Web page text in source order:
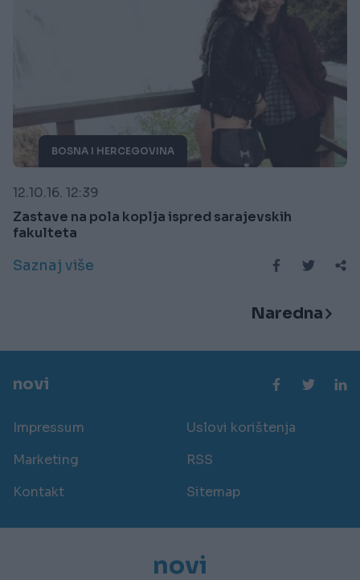
BOSNA I HERCEGOVINA
12.10.16. 12:39
Zastave na pola koplja ispred sarajevskih
fakulteta
Saznaj više
Naredna
novi
Impressum
Uslovi korištenja
Marketing
RSS
Kontakt
Sitemap
novi